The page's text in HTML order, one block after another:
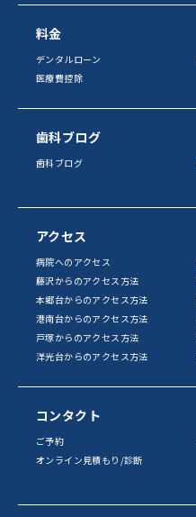
料金
デンタルローン
医療費控除
歯科ブログ
歯科ブログ
アクセス
病院へのアクセス
藤沢からのアクセス方法
本郷台からのアクセス方法
港南台からのアクセス方法
戸塚からのアクセス方法
洋光台からのアクセス方法
コンタクト
ご予約
オンライン見積もり/診断